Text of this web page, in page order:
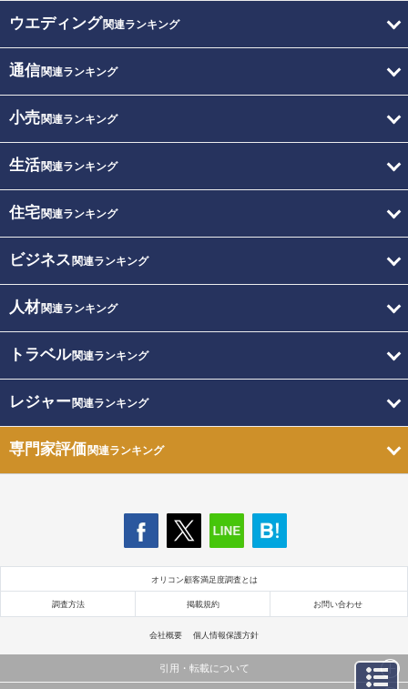
ウエディング関連ランキング
通信関連ランキング
小売関連ランキング
生活関連ランキング
住宅関連ランキング
ビジネス 関連ランキング
人材関連ランキング
トラベル関連ランキング
レジャー関連ランキング
専門家評価関連ランキング
オリコン顧客満足度調査とは
調査方法 掲載規約 お問い合わせ
会社概要 個人情報保護方針
引用・転載について